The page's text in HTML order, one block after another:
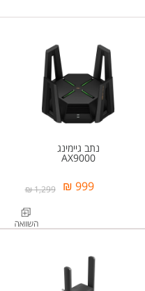
נתב גיימינג
AX9000
999 ₪
1,299 ₪